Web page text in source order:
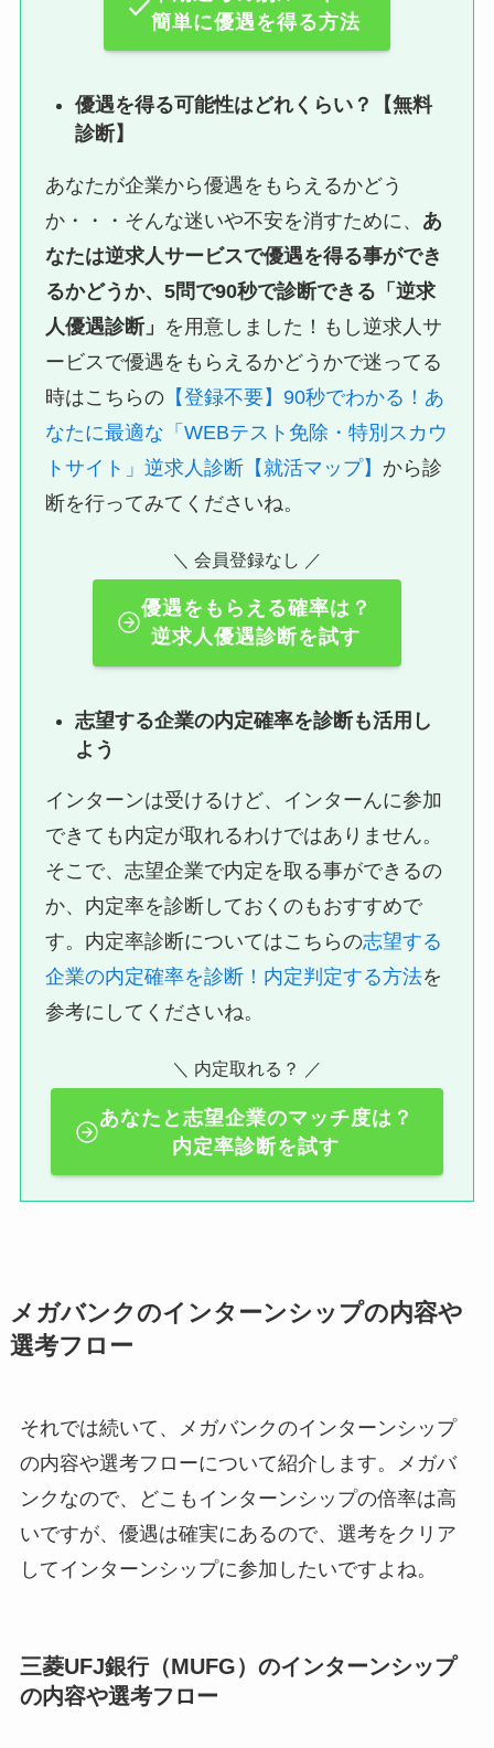
簡単に優遇を得る方法
優遇を得る可能性はどれくらい？【無料
診断】
あなたが企業から優遇をもらえるかどう
か・・・そんな迷いや不安を消すために、 あ
なたは逆求人サービスで優遇を得る事ができ
るかどうか、5問で90秒で診断できる「逆求
人優遇診断」 を用意しました！もし逆求人サ
ービスで優遇をもらえるかどうかで迷ってる
時はこちらの 【登録不要】90秒でわかる！あ
なたに最適な「WEBテスト免除・特別スカウ
トサイト」逆求人診断【就活マップ】 から診
断を行ってみてくださいね。
＼ 会員登録なし ／
優遇をもらえる確率は？
逆求人優遇診断を試す
志望する企業の内定確率を診断も活用し
よう
インターンは受けるけど、インターんに参加
できても内定が取れるわけではありません。
そこで、志望企業で内定を取る事ができるの
か、内定率を診断しておくのもおすすめで
す。内定率診断についてはこちらの志望する
企業の内定確率を診断！内定判定する方法を
参考にしてくださいね。
＼ 内定取れる？ ／
あなたと志望企業のマッチ度は？
内定率診断を試す
メガバンクのインターンシップの内容や
選考フロー
それでは続いて、メガバンクのインターンシップ
の内容や選考フローについて紹介します。メガバ
ンクなので、どこもインターンシップの倍率は高
いですが、優遇は確実にあるので、選考をクリア
してインターンシップに参加したいですよね。
三菱UFJ銀行（MUFG）のインターンシップ
の内容や選考フロー